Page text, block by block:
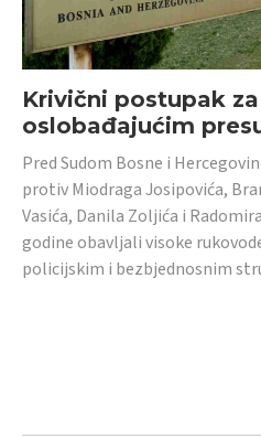
Krivični postupak
oslobađajućim
Pred Sudom Bosne i
protiv Miodraga Josipovića,
Vasića, Danila Zoljića i
godine obavljali visoke
policijskim i bezbjednosnim